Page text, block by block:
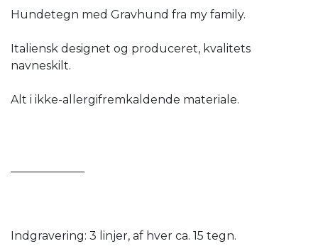
Hundetegn med Gravhund fra my family.
Italiensk designet og produceret, kvalitets
navneskilt.
Alt i ikke-allergifremkaldende materiale.
Indgravering: 3 linjer, af hver ca. 15 tegn.